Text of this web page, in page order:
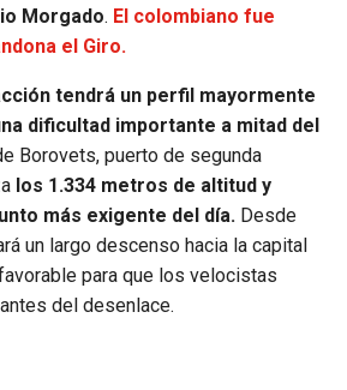
Morgado. El colombiano fue
el Giro.
tendrá un perfil mayormente
dificultad importante a mitad del
Borovets, puerto de segunda
los 1.334 metros de altitud y
más exigente del día. Desde
un largo descenso hacia la capital
para que los velocistas
del desenlace.